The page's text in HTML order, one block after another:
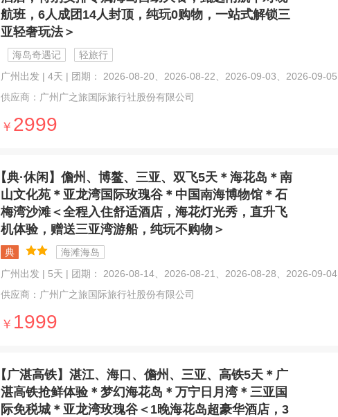
航班，6人成团14人封顶，纯玩0购物，一站式解锁三
亚轻奢玩法＞
海岛奇遇记
轻旅行
广州出发 | 4天 | 团期： 2026-08-20、2026-08-22、2026-09-03、2026-09-05
供应商：广州广之旅国际旅行社股份有限公司
￥ 2999
【典·休闲】儋州、博鳌、三亚、双飞5天＊海花岛＊南
山文化苑＊亚龙湾国际玫瑰谷＊中国南海博物馆＊石
梅湾沙滩＜全程入住舒适酒店，海花灯光秀，直升飞
机体验，赠送三亚湾游船，纯玩不购物＞
典
海滩海岛
广州出发 | 5天 | 团期： 2026-08-14、2026-08-21、2026-08-28、2026-09-04
供应商：广州广之旅国际旅行社股份有限公司
￥ 1999
【广湛高铁】湛江、海口、儋州、三亚、高铁5天＊广
湛高铁抢鲜体验＊梦幻海花岛＊万宁日月湾＊三亚国
际免税城＊亚龙湾玫瑰谷＜1晚海花岛超豪华酒店，3